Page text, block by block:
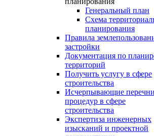
Генеральный план
Схема
планирования
Правила
застройки
Документация по
территорий
Получить услугу в сфере
строительства
Исчерпывающие перечни
процедур в сфере
строительства
Экспертиза инженерных
изысканий и проектной